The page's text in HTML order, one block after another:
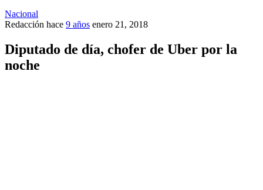
Nacional
Redacción hace 9 años enero 21, 2018
Diputado de día, chofer de Uber por la
noche